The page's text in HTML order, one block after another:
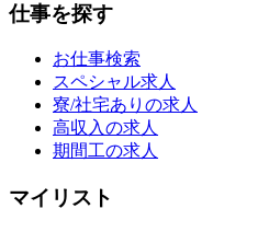
仕事を探す
お仕事検索
スペシャル求人
寮/社宅ありの求人
高収入の求人
期間工の求人
マイリスト